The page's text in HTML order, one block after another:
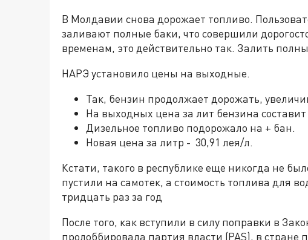
В Молдавии снова дорожает топливо.
заливают полные баки, что совершили
временам, это действительно так. Залить
НАРЭ установило цены на выходные.
Так, бензин продолжает дорожать,
На выходных цена за лит бензина составит
Дизельное топливо подорожало на + бан.
Новая цена за литр - 30,91 лея/л.
Кстати, такого в республике еще никогда не
пустили на самотек, а стоимость топлива для
тридцать раз за год
После того, как вступили в силу поправки в
пролоббировала партия власти (PAS), в стране